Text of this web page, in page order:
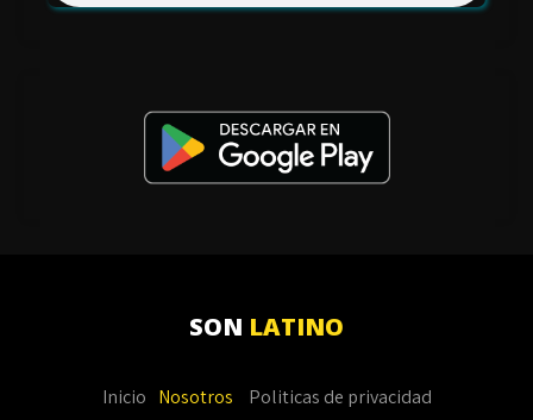
SON LATINO
Inicio Nosotros Politicas de privacidad